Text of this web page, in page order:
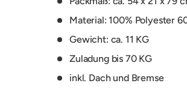
Material: 100% Polyester
Gewicht: ca. 11 KG
Zuladung bis 70 KG
inkl. Dach und Bremse